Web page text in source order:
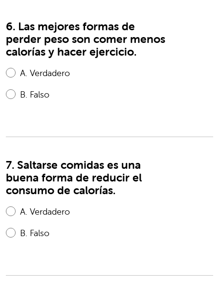
6. Las mejores formas de
perder peso son comer menos
calorías y hacer ejercicio.
A. Verdadero
B. Falso
7. Saltarse comidas es una
buena forma de reducir el
consumo de calorías.
A. Verdadero
B. Falso